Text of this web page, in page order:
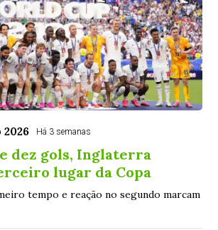
2026 Há 3 semanas
dez gols, Inglaterra
lugar da Copa
tempo e reação no segundo marcam